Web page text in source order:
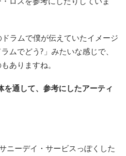
ドラムで僕が伝えていたイメージ
ムでどう?」みたいな感じで、
ありますね。
通して、参考にしたアーティ
ニーデイ・サービスっぽくした